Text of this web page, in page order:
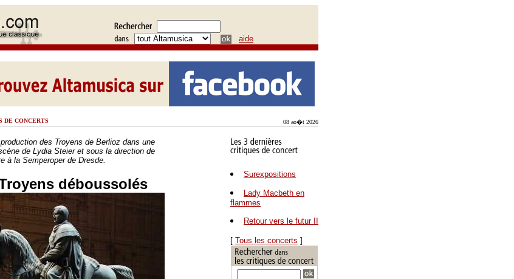
aide
DE CONCERTS 08 ao�t 2026
des Troyens de Berlioz dans une
de Lydia Steier et sous la direction de
à la Semperoper de Dresde.
déboussolés
Surexpositions
Lady Macbeth en
flammes
Retour vers le futur II
[ Tous les concerts ]